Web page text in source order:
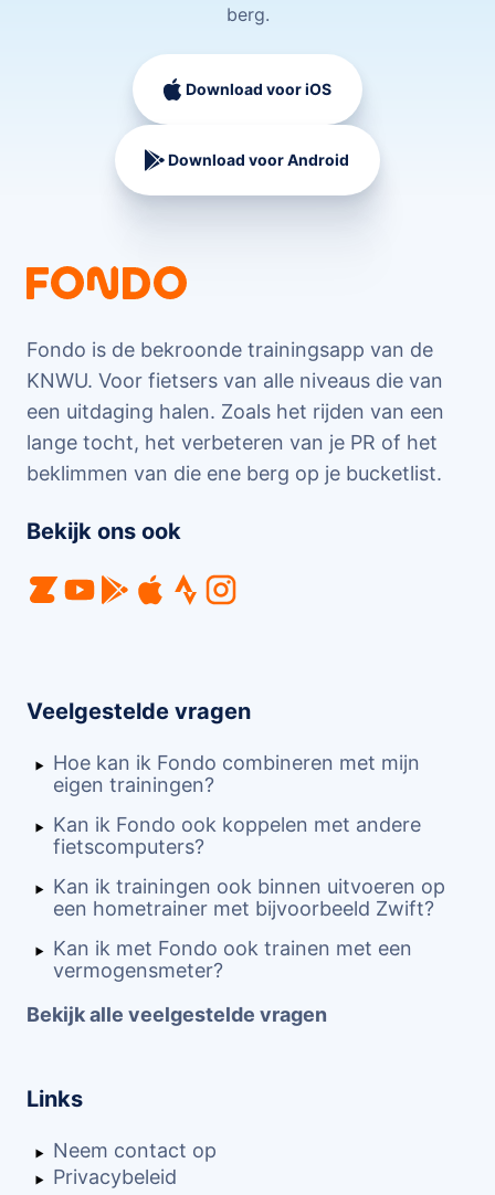
berg.
Download voor iOS
Download voor Android
Fondo is de bekroonde trainingsapp van de
KNWU. Voor fietsers van alle niveaus die van
een uitdaging halen. Zoals het rijden van een
lange tocht, het verbeteren van je PR of het
beklimmen van die ene berg op je bucketlist.
Bekijk ons ook
Links
Neem contact op
Privacybeleid
Veelgestelde vragen
Hoe kan ik Fondo combineren met mijn
eigen trainingen?
Kan ik Fondo ook koppelen met andere
fietscomputers?
Kan ik trainingen ook binnen uitvoeren op
een hometrainer met bijvoorbeeld Zwift?
Kan ik met Fondo ook trainen met een
vermogensmeter?
Bekijk alle veelgestelde vragen